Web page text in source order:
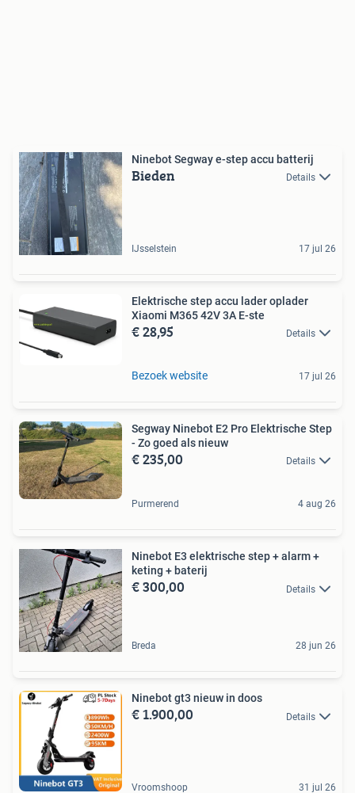
Ninebot Segway e-step accu batterij
Bieden Details
IJsselstein 17 jul 26
Elektrische step accu lader oplader
Xiaomi M365 42V 3A E-ste
€ 28,95 Details
Bezoek website 17 jul 26
Segway Ninebot E2 Pro Elektrische Step
- Zo goed als nieuw
€ 235,00 Details
Purmerend 4 aug 26
Ninebot E3 elektrische step + alarm +
keting + baterij
€ 300,00 Details
Breda 28 jun 26
Ninebot gt3 nieuw in doos
€ 1.900,00 Details
Vroomshoop 31 jul 26